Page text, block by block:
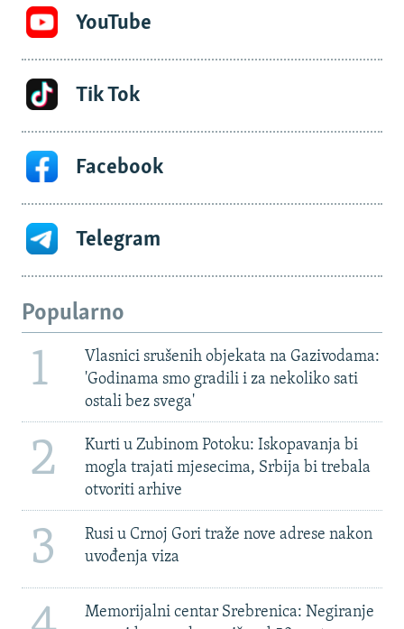
YouTube
Tik Tok
Facebook
Telegram
Popularno
1
Vlasnici srušenih objekata na Gazivodama:
'Godinama smo gradili i za nekoliko sati
ostali bez svega'
2
Kurti u Zubinom Potoku: Iskopavanja bi
mogla trajati mjesecima, Srbija bi trebala
otvoriti arhive
3
Rusi u Crnoj Gori traže nove adrese nakon
uvođenja viza
Memorijalni centar Srebrenica: Negiranje